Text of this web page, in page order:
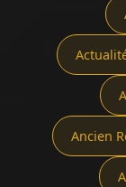
Ancien